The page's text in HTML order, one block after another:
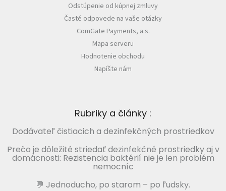
Odstúpenie od kúpnej zmluvy
Časté odpovede na vaše otázky
ComGate Payments, a.s.
Mapa serveru
Hodnotenie obchodu
Napíšte nám
Rubriky a články :
Dodávateľ čistiacich a dezinfekčných prostriedkov
Prečo je dôležité striedať dezinfekčné prostriedky aj v
domácnosti: Rezistencia baktérií nie je len problém
nemocníc
💬 Jednoducho, po starom – po ľudsky.